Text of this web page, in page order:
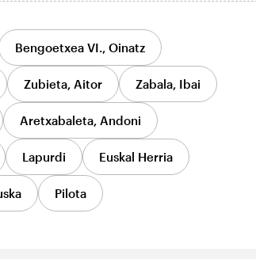
Bengoetxea VI., Oinatz
Zubieta, Aitor Zabala, Ibai
Aretxabaleta, Andoni
Lapurdi Euskal Herria
Pilota